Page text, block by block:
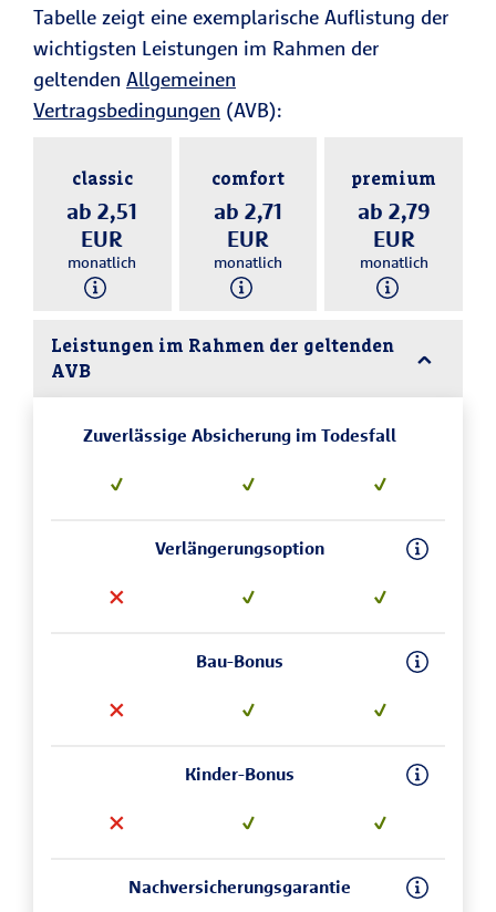
Tabelle zeigt eine exemplarische Auflistung der
wichtigsten Leistungen im Rahmen der
geltenden Allgemeinen
Vertragsbedingungen (AVB):
classic
ab 2,51
EUR
monatlich
comfort
ab 2,71
EUR
monatlich
premium
ab 2,79
EUR
monatlich
Leistungen im Rahmen der geltenden
AVB
Zuverlässige Absicherung im Todesfall
Verlängerungsoption
Bau-Bonus
Kinder-Bonus
Nachversicherungsgarantie